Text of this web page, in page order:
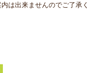
は出来ませんのでご了承く